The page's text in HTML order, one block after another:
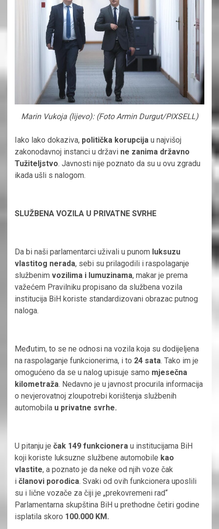
Marin Vukoja (lijevo): (Foto Armin Durgut/PIXSELL)
Iako lako dokaziva, politička korupcija u najvišoj
zakonodavnoj instanci u državi ne zanima državno
Tužiteljstvo. Javnosti nije poznato da su u ovu zgradu
ikada ušli s nalogom.
SLUŽBENA VOZILA U PRIVATNE SVRHE
Da bi naši parlamentarci uživali u punom luksuzu
vlastitog nerada, sebi su prilagodili i raspolaganje
službenim vozilima i lumuzinama, makar je prema
važećem Pravilniku propisano da službena vozila
institucija BiH koriste standardizovani obrazac putnog
naloga.
Međutim, to se ne odnosi na vozila koja su dodijeljena
na raspolaganje funkcionerima, i to 24 sata. Tako im je
omogućeno da se u nalog upisuje samo mjesečna
kilometraža. Nedavno je u javnost procurila informacija
o nevjerovatnoj zloupotrebi korištenja službenih
automobila u privatne svrhe.
U pitanju je čak 149 funkcionera u institucijama BiH
koji koriste luksuzne službene automobile kao
vlastite, a poznato je da neke od njih voze čak
i članovi porodica. Svaki od ovih funkcionera uposlili
su i lične vozače za čiji je „prekovremeni rad“
Parlamentarna skupština BiH u prethodne četiri godine
isplatila skoro 100.000 KM.